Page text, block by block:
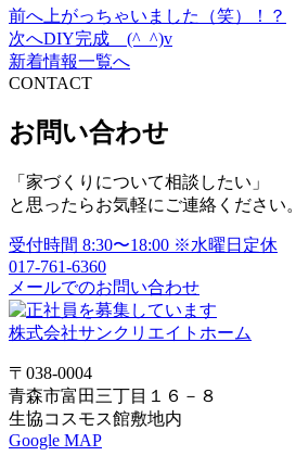
投
稿
ナ
ビ
ー
シ
ョ
ン
前へ 上がっちゃいました（笑）！？
次へDIY完成 (^_^)v
新着情報一覧へ
CONTACT
お問い合わせ
「家づくりについて相談したい」
と思ったらお気軽にご連絡ください。
受付時間 8:30〜18:00 ※水曜日定休
017-761-6360
メールでのお問い合わせ
株式会社サンクリエイトホーム
〒038-0004
青森市富田三丁目１６－８
生協コスモス館敷地内
Google MAP